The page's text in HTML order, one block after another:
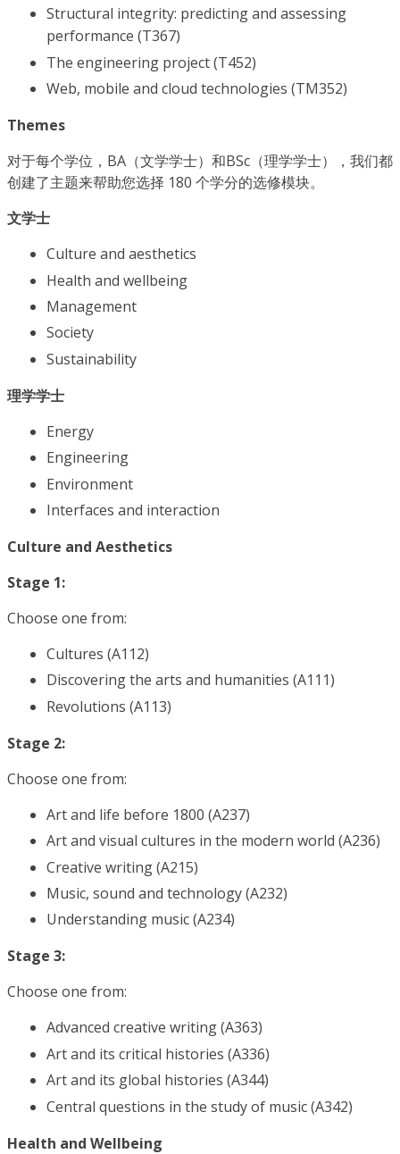
Structural integrity: predicting and assessing
performance (T367)
The engineering project (T452)
Web, mobile and cloud technologies (TM352)
Themes
对于每个学位，BA（文学学士）和BSc（理学学士），我们都
创建了主题来帮助您选择 180 个学分的选修模块。
文学士
Culture and aesthetics
Health and wellbeing
Management
Society
Sustainability
理学学士
Energy
Engineering
Environment
Interfaces and interaction
Culture and Aesthetics
Stage 1:
Choose one from:
Cultures (A112)
Discovering the arts and humanities (A111)
Revolutions (A113)
Stage 2:
Choose one from:
Art and life before 1800 (A237)
Art and visual cultures in the modern world (A236)
Creative writing (A215)
Music, sound and technology (A232)
Understanding music (A234)
Stage 3:
Choose one from:
Advanced creative writing (A363)
Art and its critical histories (A336)
Art and its global histories (A344)
Central questions in the study of music (A342)
Health and Wellbeing